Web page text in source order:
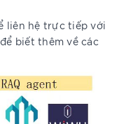
liên hệ trực tiếp với
biết thêm về các